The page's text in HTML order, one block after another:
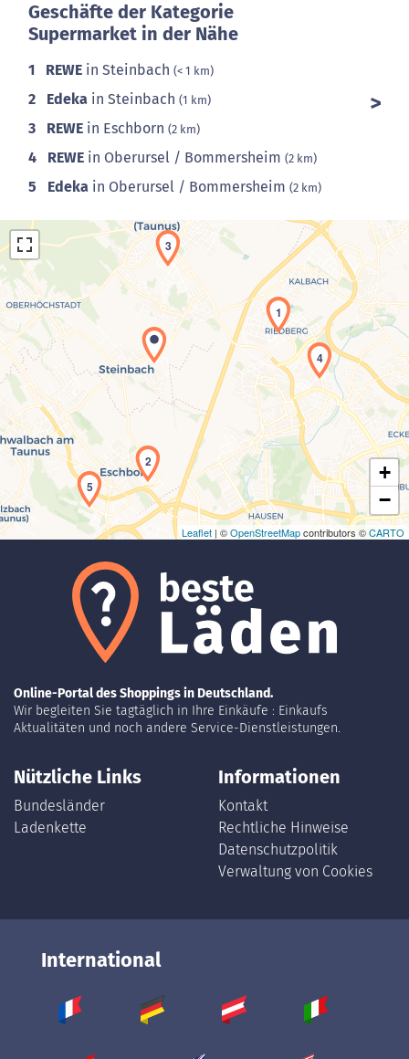
Geschäfte der Kategorie
Supermarket in der Nähe
1 REWE in Steinbach (< 1 km)
2 Edeka in Steinbach (1 km)
3 REWE in Eschborn (2 km)
4 REWE in Oberursel / Bommersheim (2 km)
5 Edeka in Oberursel / Bommersheim (2 km)
Laden der Karte...
1
2
3
4
5
+
−
Leaflet | ©OpenStreetMapcontributors ©CARTO
Online-Portal des Shoppings in Deutschland.
Wir begleiten Sie tagtäglich in Ihre Einkäufe : Einkaufs
Aktualitäten und noch andere Service-Dienstleistungen.
Nützliche Links
Bundesländer
Ladenkette
Informationen
Kontakt
Rechtliche Hinweise
Datenschutzpolitik
Verwaltung von Cookies
International